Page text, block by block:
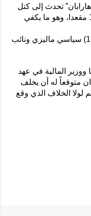
هارابان” تحدث إلى كتل
أخرى في البرلمان، ولديه أكثر من 111 مقعدا، وهو ما يكفي
وأنور إبراهيم (مواليد 10 أغسطس 1947) سياسي ماليزي ونائب
المالية في عهد
متوقعاً له أن يخلف
لولا الخلاف الذي وقع